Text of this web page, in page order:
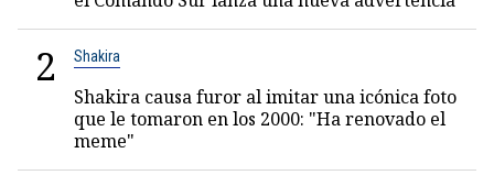
2 Shakira
Shakira causa furor al imitar una icónica foto
que le tomaron en los 2000: "Ha renovado el
meme"